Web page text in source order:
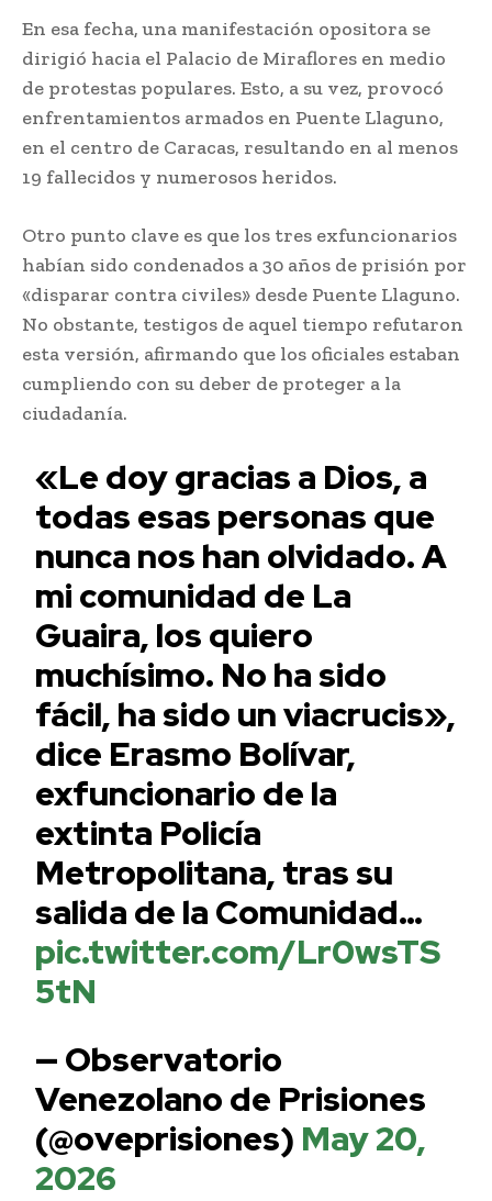
En esa fecha, una manifestación opositora se
dirigió hacia el Palacio de Miraflores en medio
de protestas populares. Esto, a su vez, provocó
enfrentamientos armados en Puente Llaguno,
en el centro de Caracas, resultando en al menos
19 fallecidos y numerosos heridos.
Otro punto clave es que los tres exfuncionarios
habían sido condenados a 30 años de prisión por
«disparar contra civiles» desde Puente Llaguno.
No obstante, testigos de aquel tiempo refutaron
esta versión, afirmando que los oficiales estaban
cumpliendo con su deber de proteger a la
ciudadanía.
«Le doy gracias a Dios, a
todas esas personas que
nunca nos han olvidado. A
mi comunidad de La
Guaira, los quiero
muchísimo. No ha sido
fácil, ha sido un viacrucis»,
dice Erasmo Bolívar,
exfuncionario de la
extinta Policía
Metropolitana, tras su
salida de la Comunidad…
pic.twitter.com/Lr0wsTS
5tN
— Observatorio
Venezolano de Prisiones
(@oveprisiones) May 20,
2026